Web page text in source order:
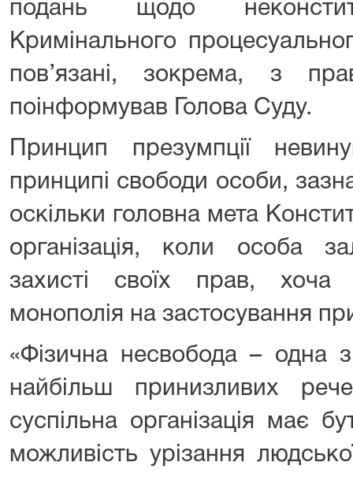
подань щодо
Кримінального
пов’язані, зокрема, з
поінформував Голова Суду.
Принцип презумпції
принципі свободи особи,
оскільки головна мета
організація, коли особа
захисті своїх прав,
монополія на застосування
«Фізична несвобода – одна
найбільш принизливих
суспільна організація має
можливість урізання